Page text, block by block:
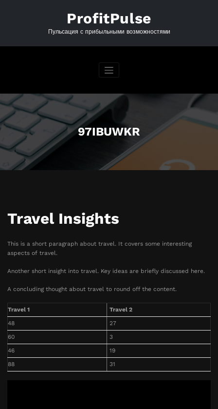
ProfitPulse
Пульсация с прибыльными возможностями
97IBUWKR
Travel Insights
This is a short paragraph about travel. It covers some interesting
aspects of travel.
Another short insight into travel. Key ideas are briefly discussed here.
A concluding thought about travel to round off the content.
Travel 1
Travel 2
48
27
60
3
46
19
88
31